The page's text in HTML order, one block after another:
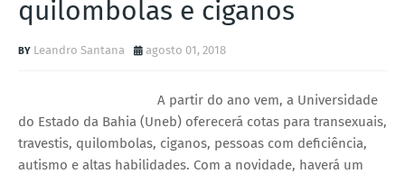
quilombolas e ciganos
Leandro Santana agosto 01, 2018
A partir do ano vem, a Universidade
do Estado da Bahia (Uneb) oferecerá cotas para transexuais,
travestis, quilombolas, ciganos, pessoas com deficiência,
autismo e altas habilidades. Com a novidade, haverá um